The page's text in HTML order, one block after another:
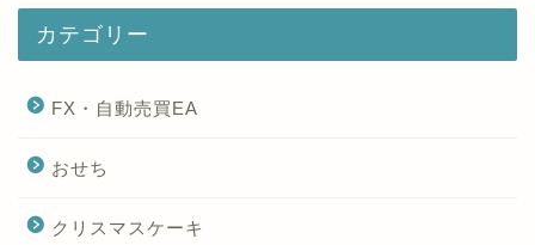
カテゴリー
FX・自動売買EA
おせち
クリスマスケーキ